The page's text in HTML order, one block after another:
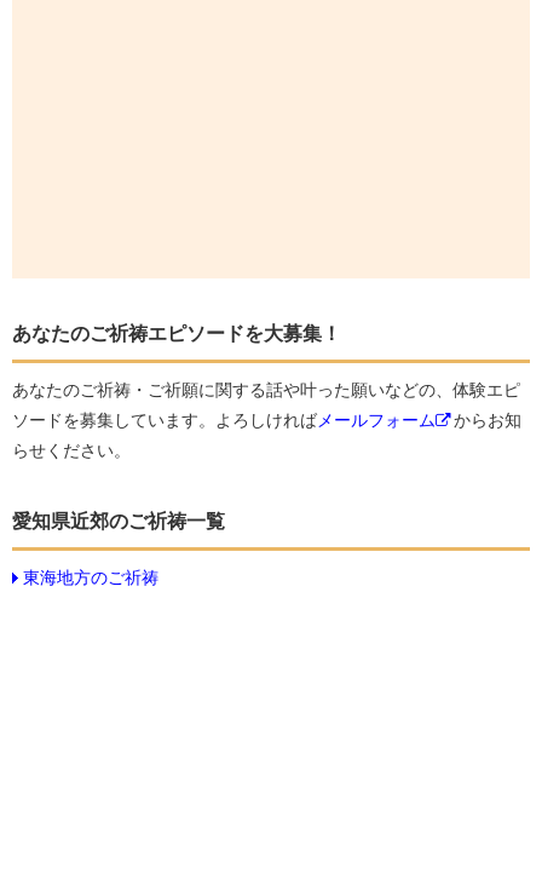
あなたのご祈祷エピソードを大募集！
あなたのご祈祷・ご祈願に関する話や叶った願いなどの、体験エピ
ソードを募集しています。よろしければメールフォーム
からお知
らせください。
愛知県近郊のご祈祷一覧
東海地方のご祈祷